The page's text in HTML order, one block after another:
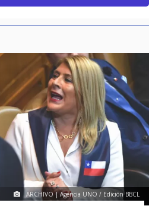
ARCHIVO | Agencia UNO / Edición BBCL